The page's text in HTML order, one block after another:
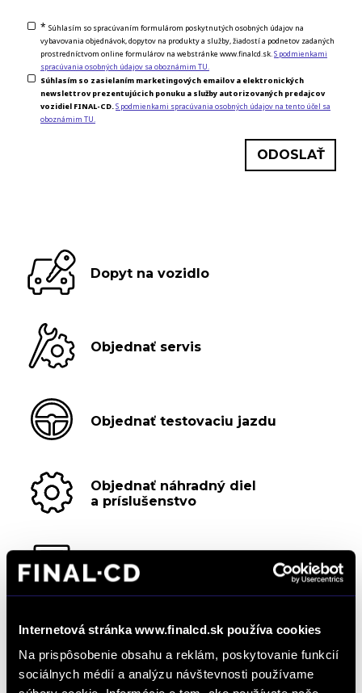
Internetová stránka www.finalcd.sk používa cookies
Na prispôsobenie obsahu a reklám, poskytovanie funkcií
sociálnych médií a analýzu návštevnosti používame
* Súhlasím so spracúvaním formulárom poskytnutých osobných údajov na
vybavovania objednávok, dopytov na produkty a služby, žiadostí a podnetov zadaných
prostredníctvom online formulárov na webstránke www.finalcd.sk. S podmienkami
spracúvania osobných údajov sa oboznámim TU.
Súhlasím so zasielaním marketingových emailov a elektronických
newslettrov prezentujúcich ponuku a služby autorizovaných predajcov
vozidiel FINAL-CD. S podmienkami spracúvania osobných údajov na tento účel sa
oboznámim TU.
Dopyt na vozidlo
Objednať servis
Objednať testovaciu jazdu
Objednať náhradný diel
a príslušenstvo
Kalkulácia financovania